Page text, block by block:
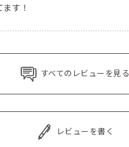
す！
すべてのレビューを見る
レビューを書く